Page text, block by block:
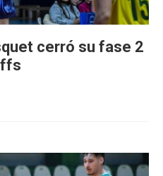
cerró su fase 2